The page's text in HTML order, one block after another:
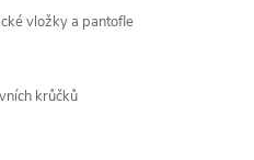
vložky a pantofle
krůčků